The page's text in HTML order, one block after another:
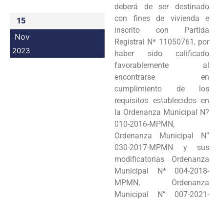
15
Nov
2023
deberá de ser destinado
con fines de vivienda e
inscrito con Partida
Registral N* 11050761, por
haber sido calificado
favorablemente al
encontrarse en
cumplimiento de los
requisitos establecidos en
la Ordenanza Municipal N?
010-2016-MPMN,
Ordenanza Municipal N”
030-2017-MPMN y sus
modificatorias Ordenanza
Municipal N* 004-2018-
MPMN, Ordenanza
Municipal N” 007-2021-